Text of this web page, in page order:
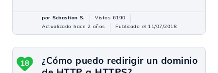
por Sebastian S.
Vistas 6190
Actualizado hace 2 años
Publicado el 11/07/2018
¿Cómo puedo redirigir un dominio
18